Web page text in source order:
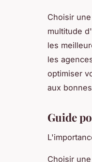
Choisir
multitude
les
les
optimiser
aux
Guide
Choisir